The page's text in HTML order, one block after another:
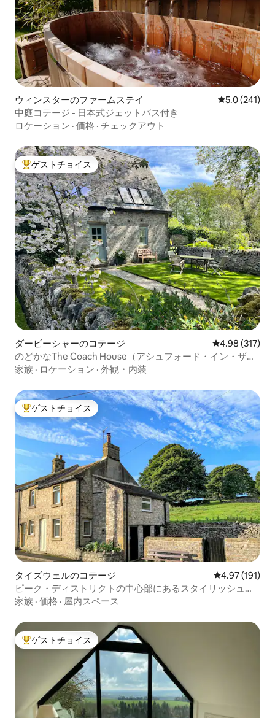
ウィンスターのファームステイ レビュー241
5.0 (241)
中庭コテージ - 日本式ジェットバス付き
ロケーション · 価格 · チェックアウト
大好評のゲストチョイスです。
ゲストチョイス
ダービーシャーのコテージ レビュー317
4.98 (317)
のどかなThe Coach House（アシュフォード・イン・ザ・
ウォーター）
家族 · ロケーション · 外観・内装
大好評のゲストチョイスです。
ゲストチョイス
タイズウェルのコテージ レビュー191
4.97 (191)
ピーク・ディストリクトの中心部にあるスタイリッシュな
隠れ家
家族 · 価格 · 屋内スペース
大好評のゲストチョイスです。
ゲストチョイス